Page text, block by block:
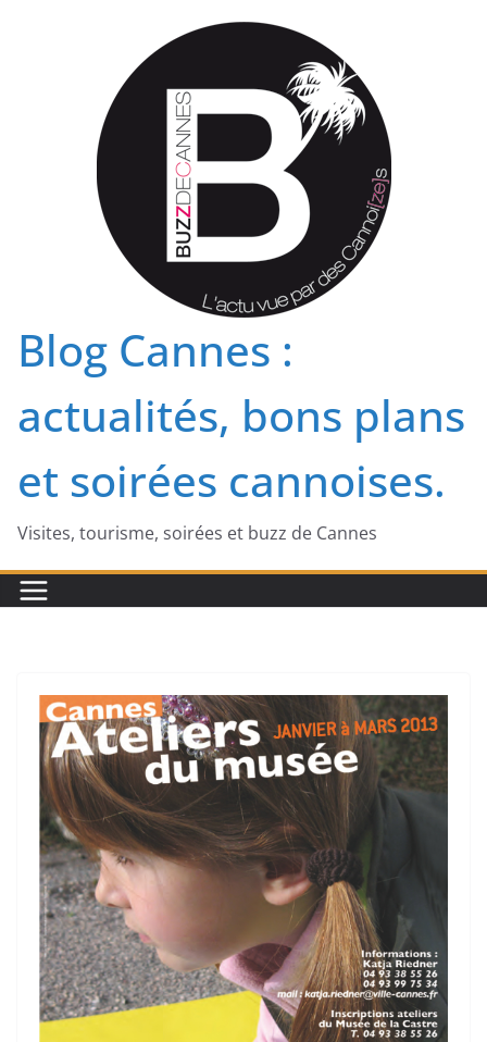
Blog Cannes :
actualités, bons plans
et soirées cannoises.
Visites, tourisme, soirées et buzz de Cannes